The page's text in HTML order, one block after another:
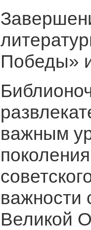
Победы»
важным
важности
Великой